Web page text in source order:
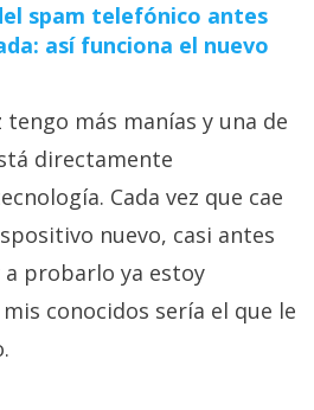
spam telefónico antes
así funciona el nuevo
tengo más manías y una de
directamente
Cada vez que cae
nuevo, casi antes
probarlo ya estoy
conocidos sería el que le